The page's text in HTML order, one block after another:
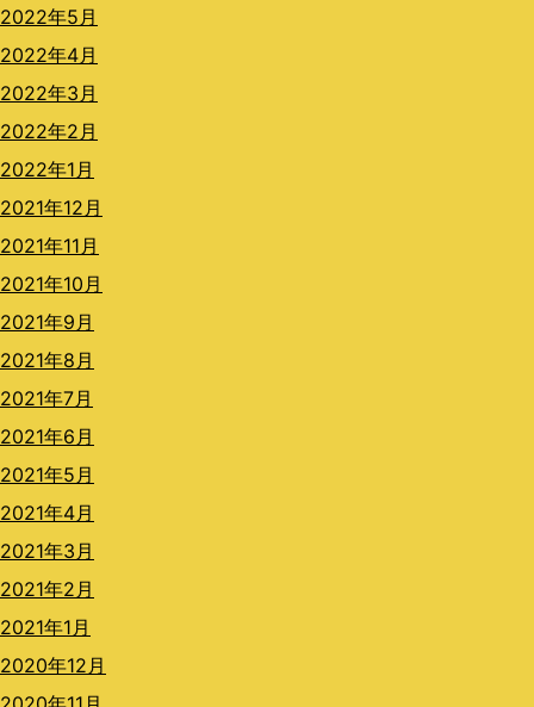
2022年5月
2022年4月
2022年3月
2022年2月
2022年1月
2021年12月
2021年11月
2021年10月
2021年9月
2021年8月
2021年7月
2021年6月
2021年5月
2021年4月
2021年3月
2021年2月
2021年1月
2020年12月